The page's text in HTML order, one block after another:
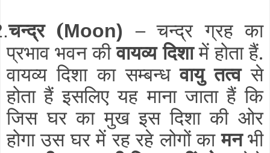
चन्द्र (Moon)–चन्द्र ग्रह का
प्रभाव भवन कीवायव्य दिशामें होता हैं.
वायव्य दिशा का सम्बन्धवायु तत्वसे
होता हैं इसलिए यह माना जाता हैं कि
जिस घर का मुख इस दिशा की ओर
होगा उस घर में रह रहे लोगों कामनभी